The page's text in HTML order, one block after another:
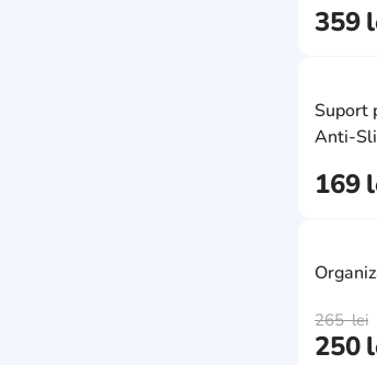
359
Suport
Anti-
169
250
265lei